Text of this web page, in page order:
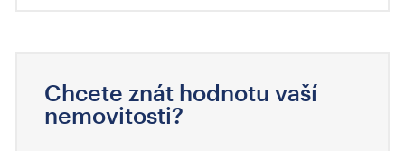
Chcete znát hodnotu vaší
nemovitosti?